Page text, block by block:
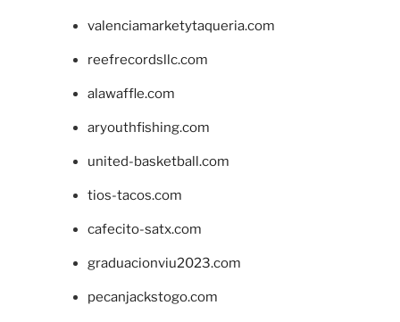
valenciamarketytaqueria.com
reefrecordsllc.com
alawaffle.com
aryouthfishing.com
united-basketball.com
tios-tacos.com
cafecito-satx.com
graduacionviu2023.com
pecanjackstogo.com